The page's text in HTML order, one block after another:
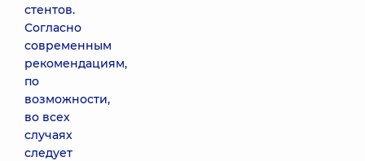
стентов.
Согласно
современным
рекомендациям,
по
возможности,
во всех
случаях
следует